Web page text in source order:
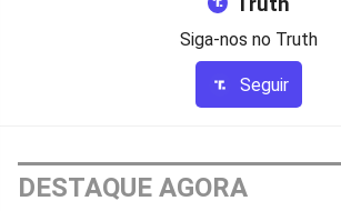
Siga-nos no Truth
Seguir
DESTAQUE AGORA